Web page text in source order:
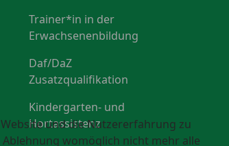
Trainer*in in der
Erwachsenenbildung
Daf/DaZ
Zusatzqualifikation
Kindergarten- und
Hortassistenz
und die Nutzererfahrung zu
Ablehnung womöglich nicht mehr alle